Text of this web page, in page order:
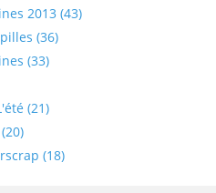
2013 (43)
(36)
(33)
(21)
(18)